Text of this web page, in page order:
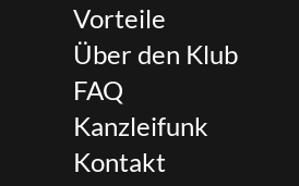
Vorteile
Über den Klub
FAQ
Kanzleifunk
Kontakt